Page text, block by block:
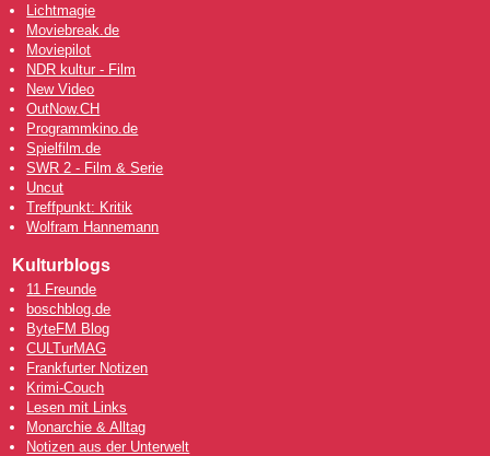
Lichtmagie
Moviebreak.de
Moviepilot
NDR kultur - Film
New Video
OutNow.CH
Programmkino.de
Spielfilm.de
SWR 2 - Film & Serie
Uncut
Treffpunkt: Kritik
Wolfram Hannemann
Kulturblogs
11 Freunde
boschblog.de
ByteFM Blog
CULTurMAG
Frankfurter Notizen
Krimi-Couch
Lesen mit Links
Monarchie & Alltag
Notizen aus der Unterwelt